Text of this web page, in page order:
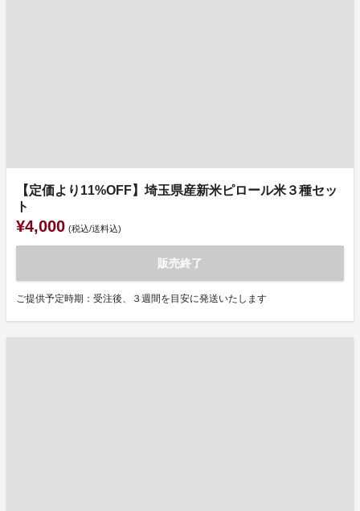
【定価より11%OFF】埼玉県産新米ピロール米３種セッ
ト
¥4,000 (税込/送料込)
販売終了
ご提供予定時期：受注後、３週間を目安に発送いたします